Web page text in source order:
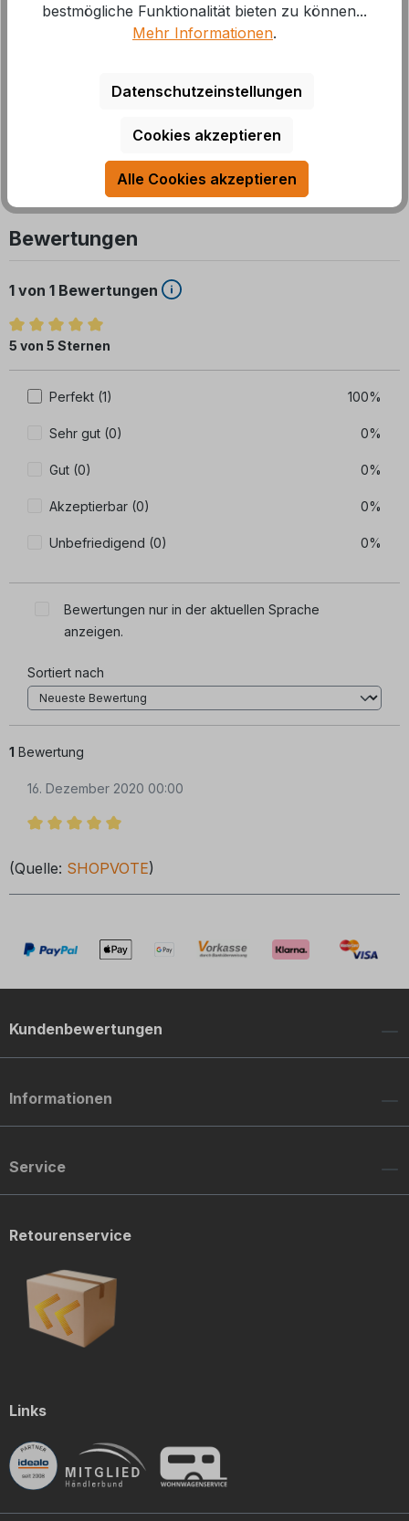
Art.Nr.: 321049
Durchschnittliche Bewertung von 5 von 5 Sternen
Lieferzeit: auf Lager, 1-2 Tage
Bewertungen
1 von 1 Bewertungen
Durchschnittliche Bewertung von 5 von 5 Sternen
5 von 5 Sternen
Perfekt (1) 100%
Sehr gut (0) 0%
Gut (0) 0%
Akzeptierbar (0) 0%
Unbefriedigend (0) 0%
Bewertungen nur in der aktuellen Sprache
anzeigen.
Sortiert nach
1 Bewertung
16. Dezember 2020 00:00
(Quelle: SHOPVOTE)
Kundenbewertungen
Informationen
Service
Retourenservice
Links
bestmögliche Funktionalität bieten zu können...
Mehr Informationen.
Datenschutzeinstellungen
Cookies akzeptieren
Alle Cookies akzeptieren